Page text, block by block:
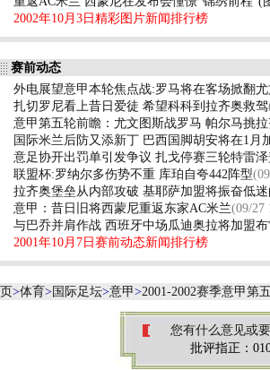
2002年10月3日精彩图片新闻排行榜
赛前动态
外电展望意甲本轮焦点战:罗马将在客场掀翻
扎切罗尼看上昔日爱徒 希望科科到拉齐奥救驾
意甲第五轮前瞻：尤文图斯战罗马 帕尔马挑
国际米兰后防又添新丁 巴西国脚胡安将在1月
意足协开出罚单引发争议 扎戈停赛三轮特雷
联盟杯:罗纳尔多伤势不重 库珀自夸442阵型
拉齐奥堡垒从内部攻破 基耶萨加盟将振奋低
意甲：昔日旧将西蒙尼重返东家AC米兰(09/27
与巴乔并肩作战 西班牙中场瓜迪奥拉将加盟布
2001年10月7日赛前动态新闻排行榜
>体育> 国际足坛>意甲>2001-2002赛季意甲第
您有什么意见或
批评指正：